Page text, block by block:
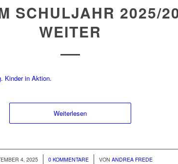
SCHULJAHR 2025/
WEITER
Weiterlesen
4, 2025
/ 0 KOMMENTARE
/ VONANDREA FREDE